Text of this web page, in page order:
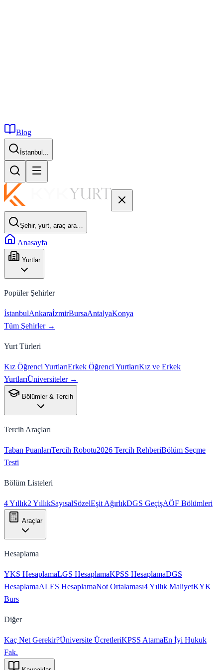
Blog
İstanbul...
Şehir, yurt, araç ara…
Anasayfa
Yurtlar
Popüler Şehirler
İstanbulAnkaraİzmirBursaAntalyaKonya
Tüm Şehirler →
Yurt Türleri
Kız Öğrenci YurtlarıErkek Öğrenci YurtlarıKız ve Erkek
YurtlarıÜniversiteler →
Bölümler & Tercih
Tercih Araçları
Taban PuanlarıTercih Robotu2026 Tercih RehberiBölüm Seçme
Testi
Bölüm Listeleri
4 Yıllık2 YıllıkSayısalSözelEşit AğırlıkDGS GeçişAÖF Bölümleri
Araçlar
Hesaplama
YKS HesaplamaLGS HesaplamaKPSS HesaplamaDGS
HesaplamaALES HesaplamaNot Ortalaması4 Yıllık MaliyetKYK
Burs
Diğer
Kaç Net Gerekir?Üniversite ÜcretleriKPSS AtamaEn İyi Hukuk
Fak.